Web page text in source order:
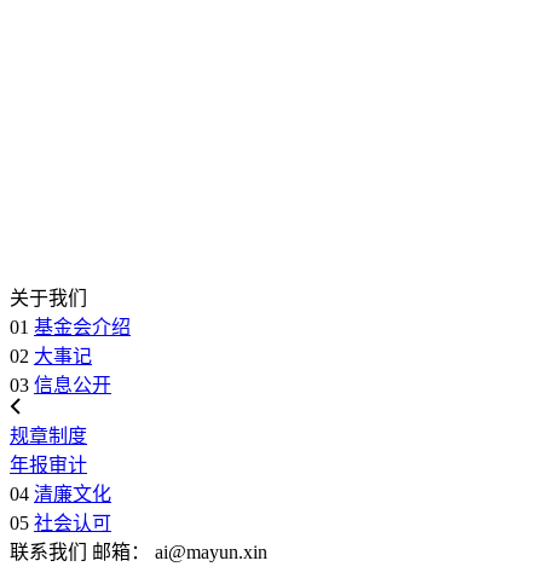
关于我们
01 基金会介绍
02 大事记
03 信息公开
规章制度
年报审计
04 清廉文化
05 社会认可
联系我们
邮箱： ai@mayun.xin